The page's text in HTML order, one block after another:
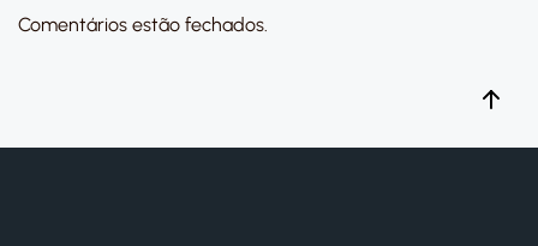
Comentários estão fechados.